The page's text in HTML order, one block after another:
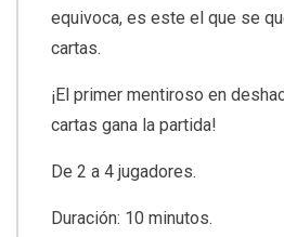
equivoca, es este el que se
cartas.
¡El primer mentiroso en
cartas gana la partida!
De 2 a 4 jugadores.
Duración: 10 minutos.